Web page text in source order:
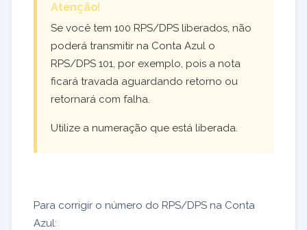
Atenção!
Se você tem 100 RPS/DPS liberados, não
poderá transmitir na Conta Azul o
RPS/DPS 101, por exemplo, pois a nota
ficará travada aguardando retorno ou
retornará com falha.
Utilize a numeração que está liberada.
Para corrigir o número do RPS/DPS na Conta
Azul: